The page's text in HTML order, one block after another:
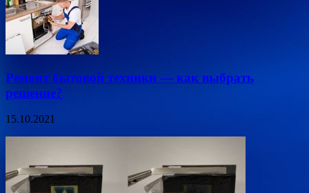
Ремонт бытовой техники — как выбрать
решение?
15.10.2021